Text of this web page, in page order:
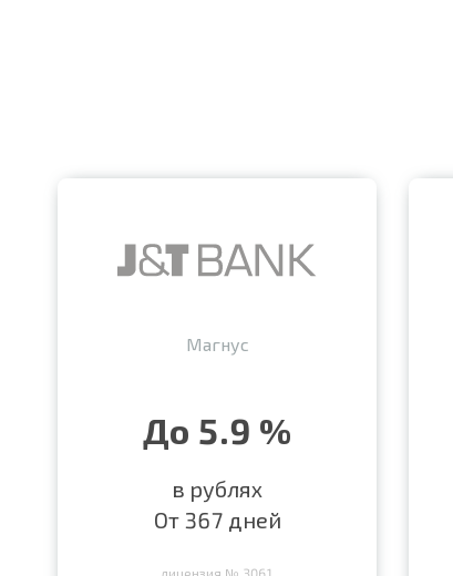
Магнус
До 5.9 %
в рублях
От 367 дней
лицензия № 3061